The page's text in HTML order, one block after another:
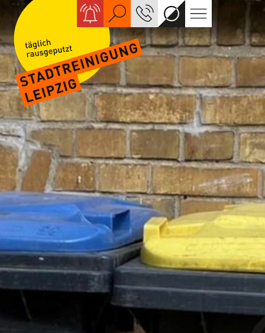
SucheKONTAKTKontrastreiche
Navigation